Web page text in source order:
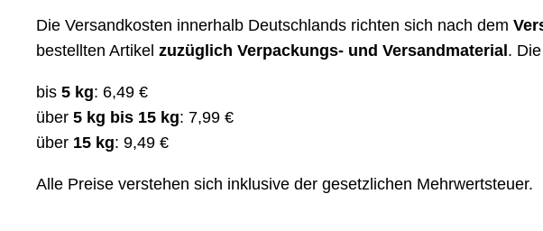
Die Versandkosten innerhalb Deutschlands richten sich nach dem
bestellten Artikel zuzüglich Verpackungs- und Versandmaterial.
bis 5 kg: 6,49 €
über 5 kg bis 15 kg: 7,99 €
über 15 kg: 9,49 €
Alle Preise verstehen sich inklusive der gesetzlichen Mehrwertsteuer.